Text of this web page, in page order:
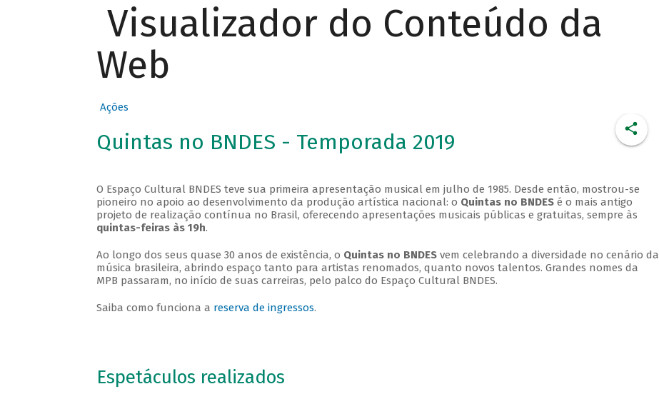
Visualizador do Conteúdo da
Web
Ações
Quintas no BNDES - Temporada 2019
O Espaço Cultural BNDES teve sua primeira apresentação musical em julho de 1985. Desde então, mostrou-se
pioneiro no apoio ao desenvolvimento da produção artística nacional: o Quintas no BNDESé o mais antigo
projeto de realização contínua no Brasil, oferecendo apresentações musicais públicas e gratuitas, sempre às
quintas-feiras às 19h.
Ao longo dos seus quase 30 anos de existência, o Quintas no BNDESvem celebrando a diversidade no cenário da
música brasileira, abrindo espaço tanto para artistas renomados, quanto novos talentos. Grandes nomes da
MPB passaram, no início de suas carreiras, pelo palco do Espaço Cultural BNDES.
Saiba como funciona a reserva de ingressos.
Espetáculos realizados